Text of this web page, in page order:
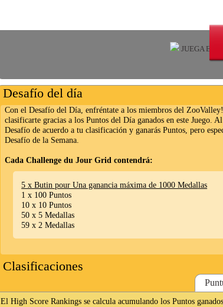
JUEGA EN
Desafío del día
Con el Desafío del Día, enfréntate a los miembros del
clasificarte gracias a los Puntos del Día ganados en este Juego.
Desafío de acuerdo a tu clasificación y ganarás Puntos, pero
Desafío de la Semana.
Cada Challenge du Jour Grid contendrá:
5 x Butin pour Una ganancia máxima de 1000 Medallas
1 x 100 Puntos
10 x 10 Puntos
50 x 5 Medallas
59 x 2 Medallas
Clasificaciones
El High Score Rankings se calcula acumulando los Puntos